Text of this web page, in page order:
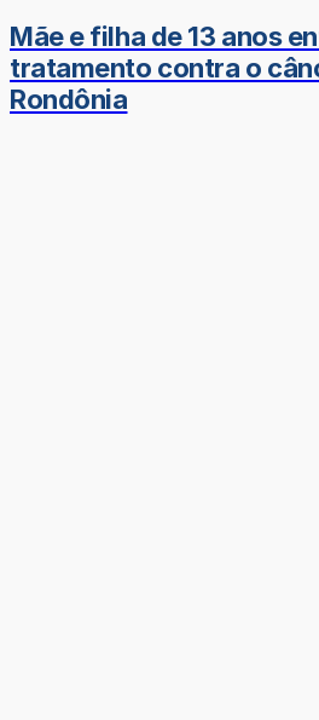
Mãe e filha de 13 anos
tratamento contra o
Rondônia